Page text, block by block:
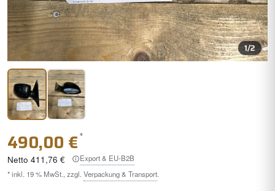
1/2
490,00 €*
Netto 411,76 €
Export & EU-B2B
* inkl. 19 % MwSt., zzgl. Verpackung & Transport.